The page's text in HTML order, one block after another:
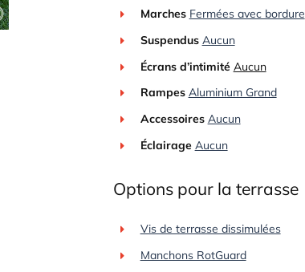
Marches Fermées avec bordure
Suspendus Aucun
Écrans d’intimité Aucun
Rampes Aluminium Grand
Accessoires Aucun
Éclairage Aucun
Options pour la terrasse
Vis de terrasse dissimulées
Manchons RotGuard